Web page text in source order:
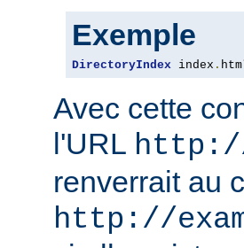
Exemple
DirectoryIndex index .
Avec cette
l'URL http://
renverrait au
http://